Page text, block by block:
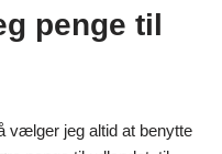
penge til
vælger jeg altid at benytte